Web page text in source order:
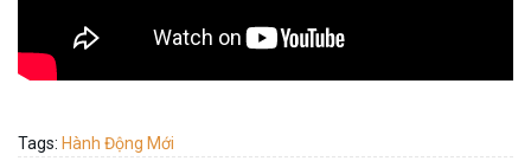
Tags: Hành Động Mới